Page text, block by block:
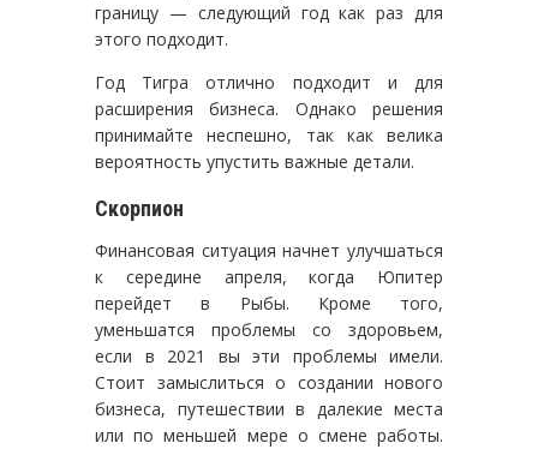
границу — следующий год как раз для
этого подходит.
Год Тигра отлично подходит и для
расширения бизнеса. Однако решения
принимайте неспешно, так как велика
вероятность упустить важные детали.
Скорпион
Финансовая ситуация начнет улучшаться
к середине апреля, когда Юпитер
перейдет в Рыбы. Кроме того,
уменьшатся проблемы со здоровьем,
если в 2021 вы эти проблемы имели.
Стоит замыслиться о создании нового
бизнеса, путешествии в далекие места
или по меньшей мере о смене работы.